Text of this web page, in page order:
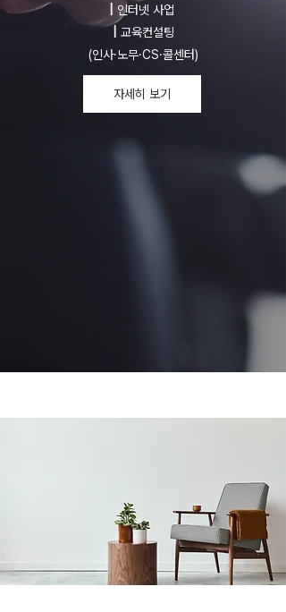
인터넷 사업
교육컨설팅
(인사·노무·CS·콜센터)
자세히 보기